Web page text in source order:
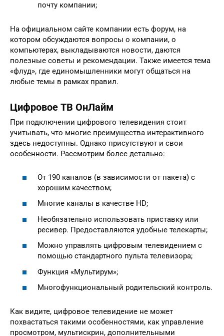
почту компании;
На официальном сайте компании есть форум, на
котором обсуждаются вопросы о компании, о
компьютерах, выкладываются новости, даются
полезные советы и рекомендации. Также имеется тема
«флуд», где единомышленники могут общаться на
любые темы в рамках правил.
Цифровое ТВ ОнЛайм
При подключении цифрового телевидения стоит
учитывать, что многие преимущества интерактивного
здесь недоступны. Однако присутствуют и свои
особенности. Рассмотрим более детально:
От 190 каналов (в зависимости от пакета) с
хорошим качеством;
Многие каналы в качестве HD;
Необязательно использовать приставку или
ресивер. Предоставляются удобные телекарты;
Можно управлять цифровым телевидением с
помощью стандартного пульта телевизора;
Функция «Мультирум»;
Многофункциональный родительский контроль.
Как видите, цифровое телевидение не может
похвастаться такими особенностями, как управление
просмотром, мультискрин, дополнительными